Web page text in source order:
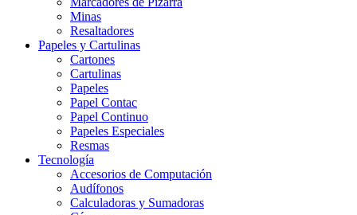
Minas
Resaltadores
Papeles y Cartulinas
Cartones
Cartulinas
Papeles
Papel Contac
Papel Continuo
Papeles Especiales
Resmas
Tecnología
Accesorios de Computación
Audífonos
Calculadoras y Sumadoras